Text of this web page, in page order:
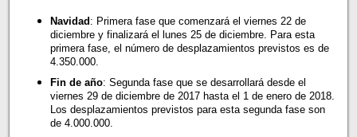
Navidad : Primera fase que comenzará el viernes 22 de
diciembre y finalizará el lunes 25 de diciembre. Para esta
primera fase, el número de desplazamientos previstos es de
4.350.000.
Fin de año: Segunda fase que se desarrollará desde el
viernes 29 de diciembre de 2017 hasta el 1 de enero de 2018.
Los desplazamientos previstos para esta segunda fase son
de 4.000.000.